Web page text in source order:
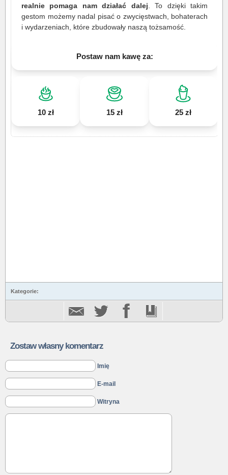
realnie pomaga nam działać dalej . To dzięki takim
gestom możemy nadal pisać o zwycięstwach, bohaterach
i wydarzeniach, które zbudowały naszą tożsamość.
Postaw nam kawę za:
10 zł 15 zł 25 zł
Kategorie:
Zostaw własny komentarz
Imię
E-mail
Witryna